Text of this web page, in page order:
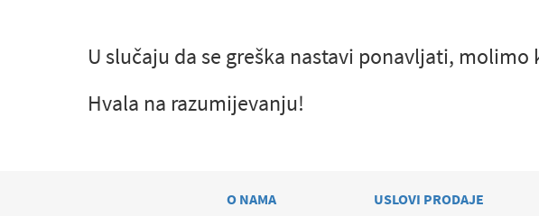
U slučaju da se greška nastavi ponavljati,
Hvala na razumijevanju!
O NAMA USLOVI PRODAJE